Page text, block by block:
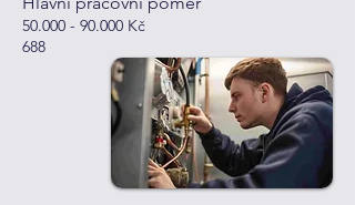
50.000 - 90.000 Kč
688